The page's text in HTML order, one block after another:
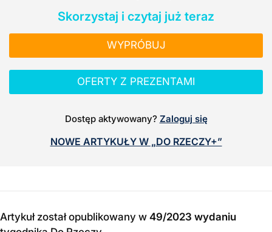
Skorzystaj i czytaj już teraz
WYPRÓBUJ
OFERTY Z PREZENTAMI
Dostęp aktywowany? Zaloguj się
NOWE ARTYKUŁY W „DO RZECZY+”
Artykuł został opublikowany w 49/2023 wydaniu